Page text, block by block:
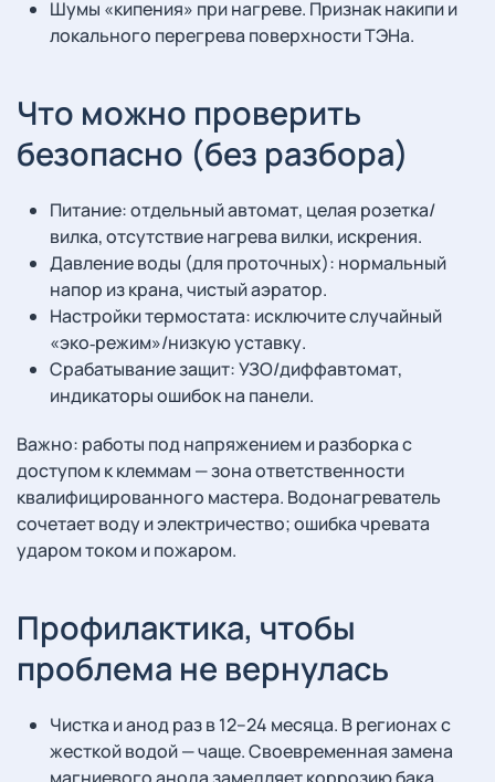
Шумы «кипения» при нагреве. Признак накипи и
локального перегрева поверхности ТЭНа.
Что можно проверить
безопасно (без разбора)
Питание: отдельный автомат, целая розетка/
вилка, отсутствие нагрева вилки, искрения.
Давление воды (для проточных): нормальный
напор из крана, чистый аэратор.
Настройки термостата: исключите случайный
«эко‑режим»/низкую уставку.
Срабатывание защит: УЗО/диффавтомат,
индикаторы ошибок на панели.
Важно: работы под напряжением и разборка с
доступом к клеммам — зона ответственности
квалифицированного мастера. Водонагреватель
сочетает воду и электричество; ошибка чревата
ударом током и пожаром.
Профилактика, чтобы
проблема не вернулась
Чистка и анод раз в 12–24 месяца. В регионах с
жесткой водой — чаще. Своевременная замена